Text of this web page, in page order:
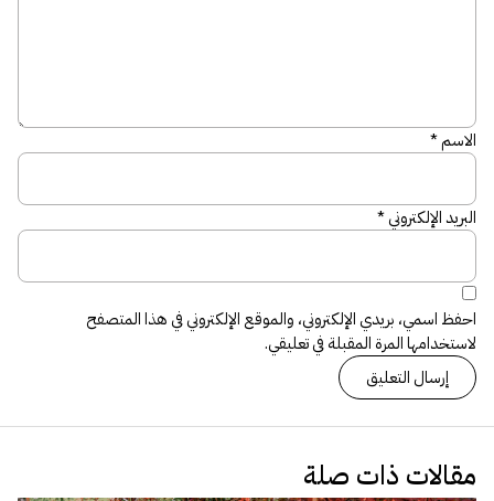
الاسم*
البريد الإلكتروني*
احفظ اسمي، بريدي الإلكتروني، والموقع الإلكتروني في هذا المتصفح
لاستخدامها المرة المقبلة في تعليقي.
مقالات ذات صلة